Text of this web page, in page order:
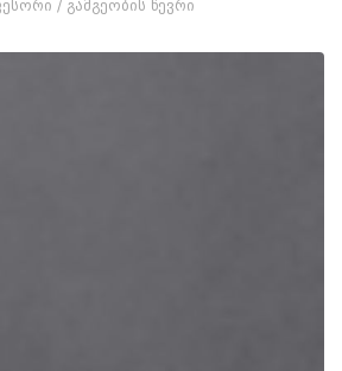
/ გამგეობის წევრი